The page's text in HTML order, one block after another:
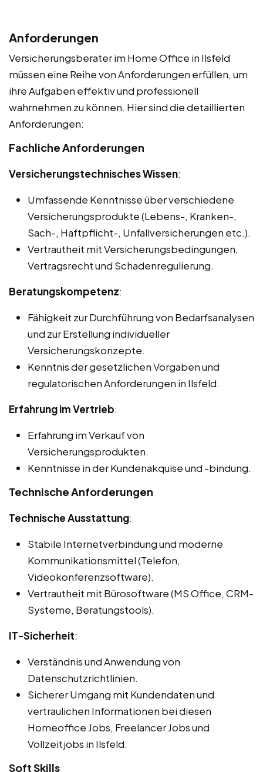
Anforderungen
Versicherungsberater im Home Office in Ilsfeld
müssen eine Reihe von Anforderungen erfüllen, um
ihre Aufgaben effektiv und professionell
wahrnehmen zu können. Hier sind die detaillierten
Anforderungen:
Fachliche Anforderungen
Versicherungstechnisches Wissen:
Umfassende Kenntnisse über verschiedene
Versicherungsprodukte (Lebens-, Kranken-,
Sach-, Haftpflicht-, Unfallversicherungen etc.).
Vertrautheit mit Versicherungsbedingungen,
Vertragsrecht und Schadenregulierung.
Beratungskompetenz:
Fähigkeit zur Durchführung von Bedarfsanalysen
und zur Erstellung individueller
Versicherungskonzepte.
Kenntnis der gesetzlichen Vorgaben und
regulatorischen Anforderungen in Ilsfeld.
Erfahrung im Vertrieb:
Erfahrung im Verkauf von
Versicherungsprodukten.
Kenntnisse in der Kundenakquise und -bindung.
Technische Anforderungen
Technische Ausstattung:
Stabile Internetverbindung und moderne
Kommunikationsmittel (Telefon,
Videokonferenzsoftware).
Vertrautheit mit Bürosoftware (MS Office, CRM-
Systeme, Beratungstools).
IT-Sicherheit:
Verständnis und Anwendung von
Datenschutzrichtlinien.
Sicherer Umgang mit Kundendaten und
vertraulichen Informationen bei diesen
Homeoffice Jobs, Freelancer Jobs und
Vollzeitjobs in Ilsfeld.
Soft Skills